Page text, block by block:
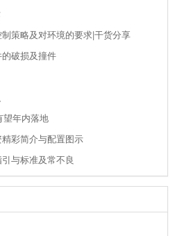
策略及对环境的要求|干货分享
破损及撞件
望年内落地
彩简介与配置图示
与标准及常不良